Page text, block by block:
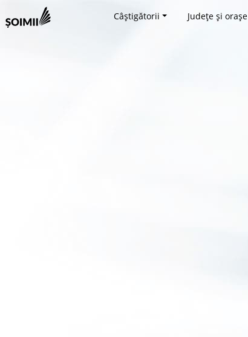
Câștigătorii Județe și orașe